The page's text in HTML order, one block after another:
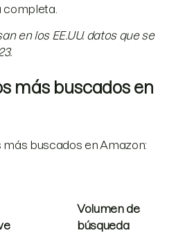
completa.
en los EE.UU. datos que se
más buscados en
buscados en Amazon:
Volumen de
búsqueda